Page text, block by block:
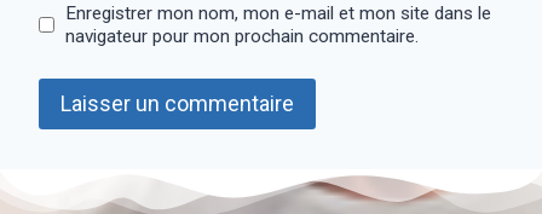
Enregistrer mon nom, mon e-mail et mon site dans le
navigateur pour mon prochain commentaire.